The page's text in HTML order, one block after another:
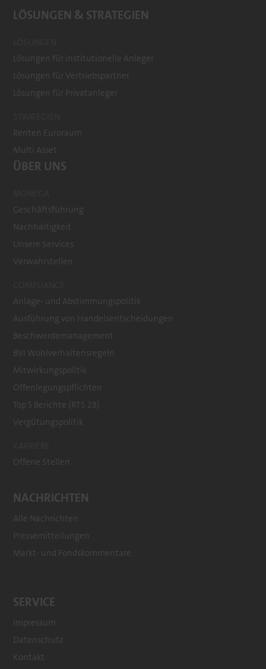
LÖSUNGEN & STRATEGIEN
Lösungen für institutionelle Anleger
Lösungen für Vertriebspartner
Lösungen für Privatanleger
Renten Euroraum
Multi Asset
ÜBER UNS
Geschäftsführung
Nachhaltigkeit
Unsere Services
Verwahrstellen
Anlage- und Abstimmungspolitik
Ausführung von Handelsentscheidungen
Beschwerdemanagement
BVI Wohlverhaltensregeln
Mitwirkungspolitik
Offenlegungspflichten
Top 5 Berichte (RTS 28)
Vergütungspolitik
Offene Stellen
NACHRICHTEN
Alle Nachrichten
Pressemitteilungen
Markt- und Fondskommentare
SERVICE
Impressum
Datenschutz
Kontakt